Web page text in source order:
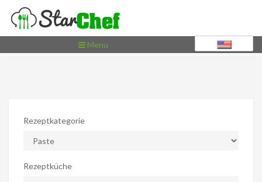
Toggle
navigation
Menu
Rezeptkategorie
Rezeptküche